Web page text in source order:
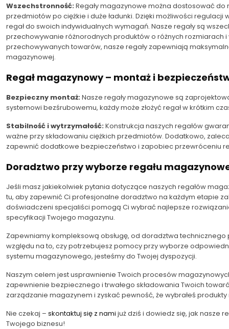
Wszechstronność:Regały magazynowe można dostosować
przedmiotów po ciężkie i duże ładunki. Dzięki możliwości
regał do swoich indywidualnych wymagań. Nasze regały są
przechowywanie różnorodnych produktów o różnych rozmiarach
przechowywanych towarów, nasze regały zapewniają
magazynowej.
Regał magazynowy – montaż i
Bezpieczny montaż:Nasze regały magazynowe są
systemowi bezśrubowemu, każdy może złożyć regał w krótkim
Stabilność i wytrzymałość:Konstrukcja naszych regałów
ważne przy składowaniu ciężkich przedmiotów. Dodatkowo,
zapewnić dodatkowe bezpieczeństwo i zapobiec przewróceniu
Doradztwo przy wyborze regału
Jeśli masz jakiekolwiek pytania dotyczące naszych regałów
tu, aby zapewnić Ci profesjonalne doradztwo na każdym etapie
doświadczeni specjaliści pomogą Ci wybrać najlepsze
specyfikacji Twojego magazynu.
Zapewniamy kompleksową obsługę, od doradztwa
względu na to, czy potrzebujesz pomocy przy wyborze
systemu magazynowego, jesteśmy do Twojej dyspozycji.
Naszym celem jest usprawnienie Twoich procesów
zapewnienie bezpiecznego i trwałego składowania Twoich
zarządzanie magazynem i zyskać pewność, że wybrałeś produkty
Nie czekaj – skontaktuj się z nami już dziś i dowiedz się, jak nasze
Twojego biznesu!